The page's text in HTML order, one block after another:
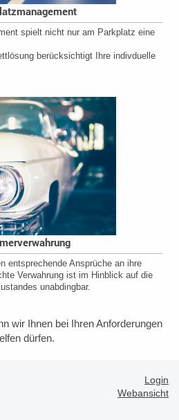
spielt nicht nur am Parkplatz eine
berücksichtigt Ihre indivduelle
entsprechende Ansprüche an ihre
Verwahrung ist im Hinblick auf die
unabdingbar.
wir Ihnen bei Ihren Anforderungen
dürfen.
Login
Webansicht